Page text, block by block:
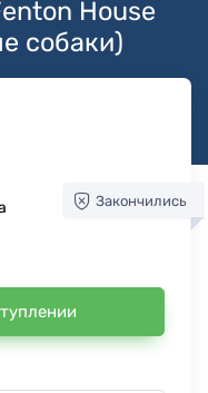
House
собаки)
Закончились